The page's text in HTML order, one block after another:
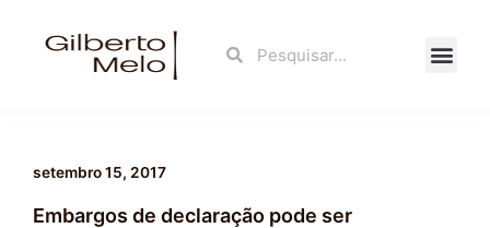
Search
setembro 15, 2017
Embargos de declaração pode ser